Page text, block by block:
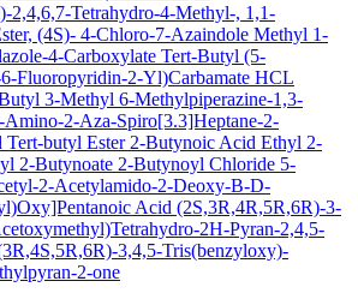
2,4,6,7-Tetrahydro-4-Methyl-, 1,1-
(4S)- 4-Chloro-7-Azaindole Methyl 1-
4-Carboxylate Tert-Butyl (5-
Fluoropyridin-2-Yl)Carbamate HCL
3-Methyl 6-Methylpiperazine-1,3-
Amino-2-Aza-Spiro[3.3]Heptane-2-
butyl Ester 2-Butynoic Acid Ethyl 2-
2-Butynoate 2-Butynoyl Chloride 5-
2-Acetylamido-2-Deoxy-B-D-
Acid (2S,3R,4R,5R,6R)-3-
2H-Pyran-2,4,5-
3,4,5-Tris(benzyloxy)-
2-one